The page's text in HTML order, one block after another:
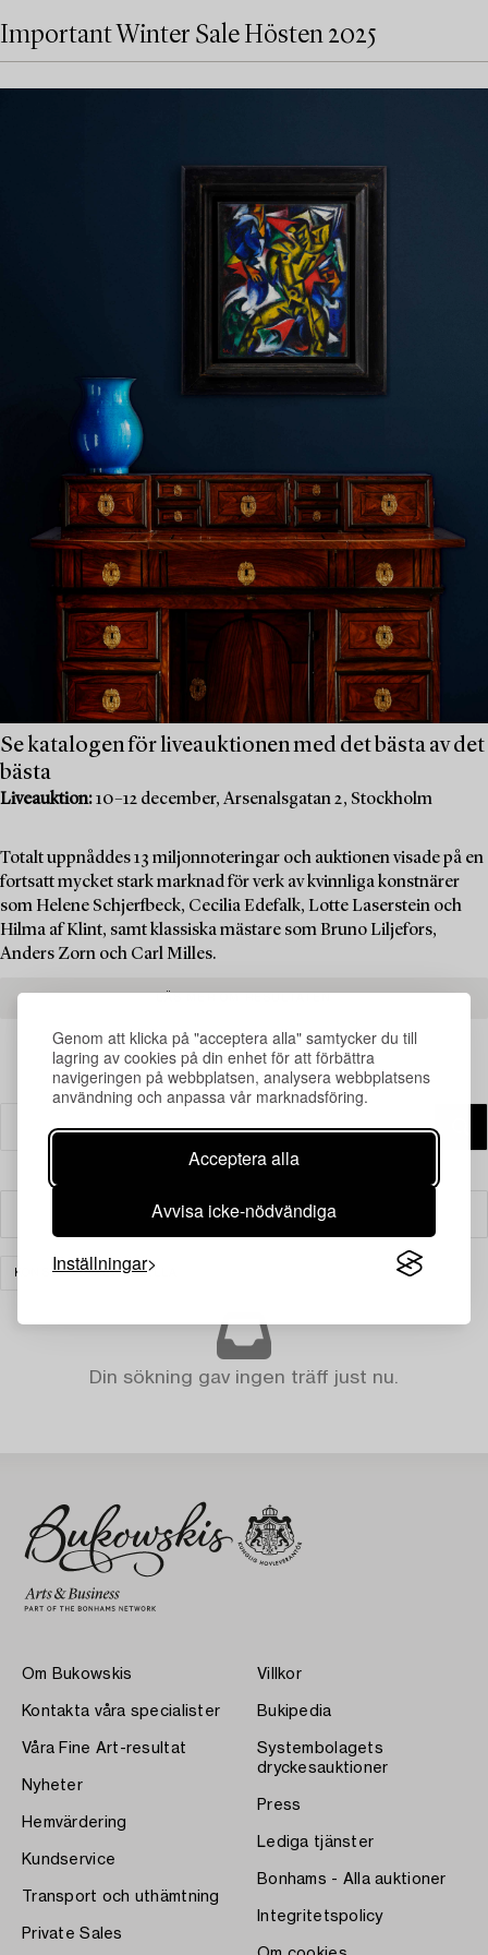
Genom att klicka på "acceptera alla" samtycker du till
lagring av cookies på din enhet för att förbättra
navigeringen på webbplatsen, analysera webbplatsens
användning och anpassa vår marknadsföring.
Acceptera alla
Avvisa icke-nödvändiga
Inställningar
Important Winter Sale Hösten 2025
Se katalogen för liveauktionen med det bästa av det
bästa
Liveauktion:10–12 december, Arsenalsgatan 2, Stockholm
Totalt uppnåddes 13 miljonnoteringar och auktionen visade på en
fortsatt mycket stark marknad för verk av kvinnliga konstnärer
som Helene Schjerfbeck, Cecilia Edefalk, Lotte Laserstein och
Hilma af Klint, samt klassiska mästare som Bruno Liljefors,
Anders Zorn och Carl Milles.
Filter
KONST RENSA ALLA
Din sökning gav ingen träff just nu.
Om Bukowskis
Kontakta våra specialister
Våra Fine Art-resultat
Nyheter
Hemvärdering
Kundservice
Transport och uthämtning
Private Sales
Villkor
Bukipedia
Systembolagets
dryckesauktioner
Press
Lediga tjänster
Bonhams - Alla auktioner
Integritetspolicy